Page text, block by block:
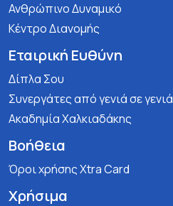
Ανθρώπινο Δυναμικό
Κέντρο Διανομής
Εταιρική Ευθύνη
Δίπλα Σου
Συνεργάτες από γενιά σε γενιά
Ακαδημία Χαλκιαδάκης
Βοήθεια
Όροι χρήσης Xtra Card
Χρήσιμα